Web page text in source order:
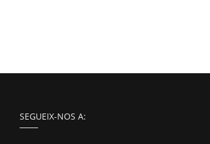
SEGUEIX-NOS A: